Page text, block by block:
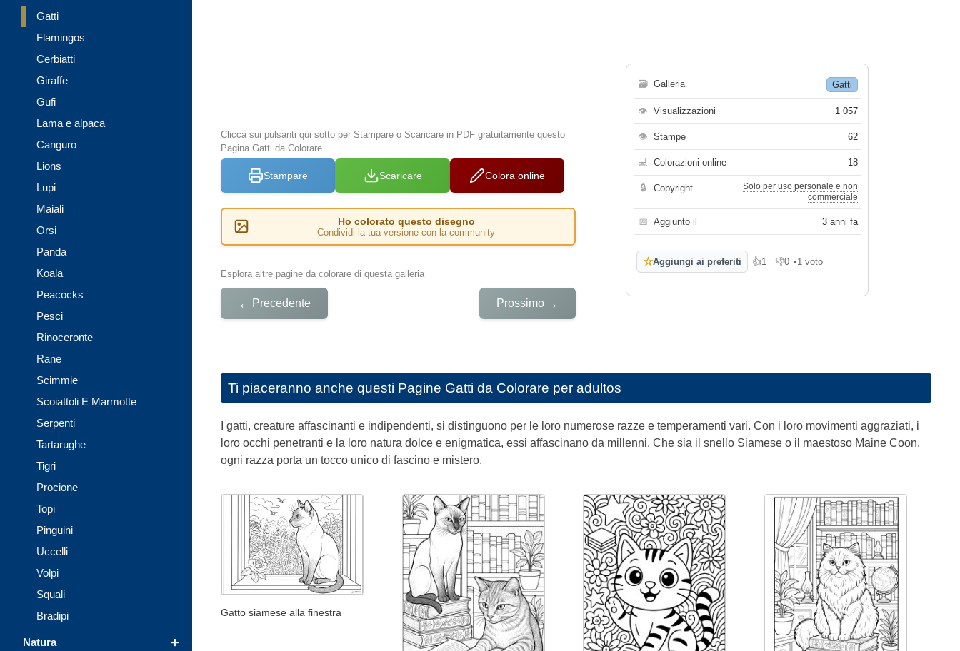
Clicca sui pulsanti qui sotto per Stampare o Scaricare in PDF gratuitamente questo
Pagina Gatti da Colorare
Stampare Scaricare Colora online
Ho colorato questo disegno
Condividi la tua versione con la community
Esplora altre pagine da colorare di questa galleria
← Precedente Prossimo →
🗃 Galleria Gatti
👁 Visualizzazioni 1 057
👁 Stampe 62
💻 Colorazioni online 18
🔒 Copyright
Solo per uso personale e non
commerciale
📅 Aggiunto il 3 anni fa
☆Aggiungi ai preferiti 👍1
Mi piace
👎0
Non mi piace
•1 voto
Ti piaceranno anche questi Pagine Gatti da Colorare per adultos
I gatti, creature affascinanti e indipendenti, si distinguono per le loro numerose razze e temperamenti vari. Con i loro movimenti aggraziati, i
loro occhi penetranti e la loro natura dolce e enigmatica, essi affascinano da millenni. Che sia il snello Siamese o il maestoso Maine Coon,
ogni razza porta un tocco unico di fascino e mistero.
Gatto siamese alla finestra
Gatti
Flamingos
Cerbiatti
Giraffe
Gufi
Lama e alpaca
Canguro
Lions
Lupi
Maiali
Orsi
Panda
Koala
Peacocks
Pesci
Rinoceronte
Rane
Scimmie
Scoiattoli E Marmotte
Serpenti
Tartarughe
Tigri
Procione
Topi
Pinguini
Uccelli
Volpi
Squali
Bradipi
+
Natura